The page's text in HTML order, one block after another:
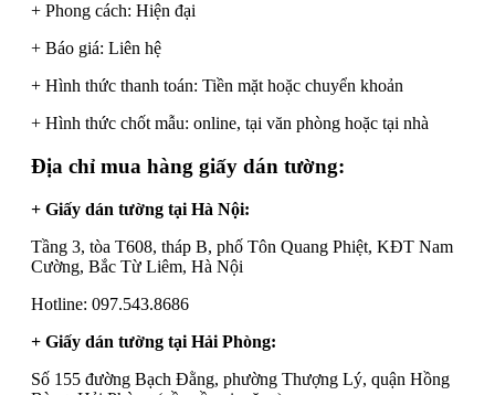
+ Phong cách: Hiện đại
+ Báo giá: Liên hệ
+ Hình thức thanh toán: Tiền mặt hoặc chuyển khoản
+ Hình thức chốt mẫu: online, tại văn phòng hoặc tại nhà
Địa chỉ mua hàng giấy dán tường:
+ Giấy dán tường tại Hà Nội:
Tầng 3, tòa T608, tháp B, phố Tôn Quang Phiệt, KĐT Nam
Cường, Bắc Từ Liêm, Hà Nội
Hotline: 097.543.8686
+ Giấy dán tường tại Hải Phòng:
Số 155 đường Bạch Đằng, phường Thượng Lý, quận Hồng